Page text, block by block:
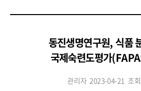
동진생명연구원, 식품
국제숙련도평가
관리자 2023-04-21 조